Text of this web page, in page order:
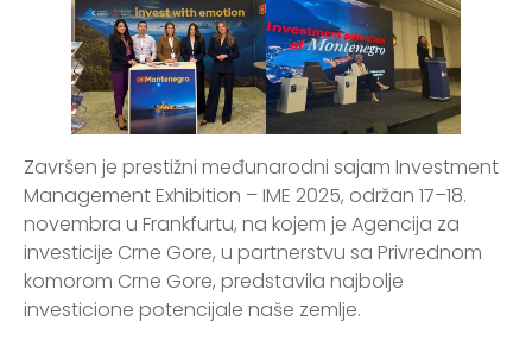
Završen je prestižni međunarodni sajam Investment
Management Exhibition – IME 2025, održan 17–18.
novembra u Frankfurtu, na kojem je Agencija za
investicije Crne Gore, u partnerstvu sa Privrednom
komorom Crne Gore, predstavila najbolje
investicione potencijale naše zemlje.